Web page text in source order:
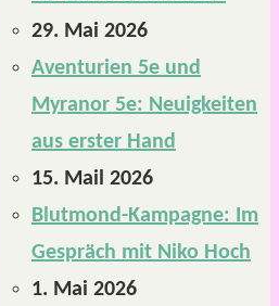
29. Mai 2026
Aventurien 5e und
Myranor 5e: Neuigkeiten
aus erster Hand
15. Mail 2026
Blutmond-Kampagne: Im
Gespräch mit Niko Hoch
1. Mai 2026